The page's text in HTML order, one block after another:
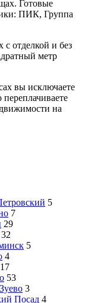
Готовые
ПИК, Группа
отделкой и без
метр
вы исключаете
на
5
7
29
32
5
4
17
53
3
Посад 4